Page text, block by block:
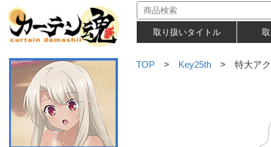
取り扱いタイトル
TOP > Key25th > 特大アク